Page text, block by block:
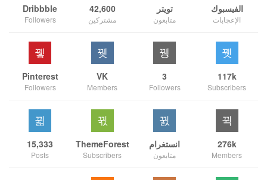
الفيسبوك
الإعجابات
تويتر
متابعون
42,600
مشتركين
Dribbble
Followers
117k
Subscribers
3
Followers
VK
Members
Pinterest
Followers
276k
Members
انستغرام
متابعون
ThemeForest
Subscribers
15,333
Posts